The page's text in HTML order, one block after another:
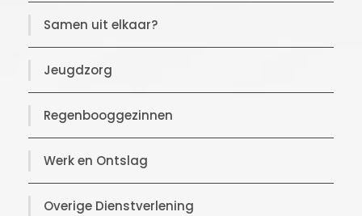
Samen uit elkaar?
Jeugdzorg
Regenbooggezinnen
Werk en Ontslag
Overige Dienstverlening